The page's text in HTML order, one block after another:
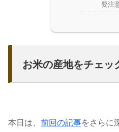
要注
お米の産地をチェッ
本日は、 前回の記事をさらに